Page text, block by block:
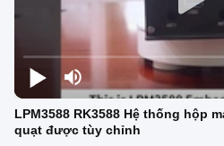
LPM3588 RK3588 Hệ thống hộp
quạt được tùy chỉnh